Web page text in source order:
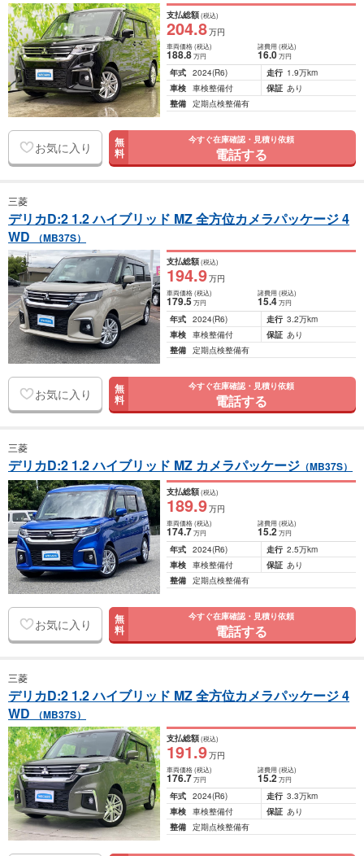
支払総額(税込)
204.8万円
車両価格(税込)
188.8万円
諸費用 (税込)
16.0 万円
年式 2024(R6) 走行 1.9万km
車検 車検整備付 保証 あり
整備 定期点検整備有
お気に入り 無
料
今すぐ在庫確認・見積り依頼
電話する
三菱
デリカD:2 1.2 ハイブリッド MZ 全方位カメラパッケージ 4
WD
（MB37S）
支払総額(税込)
194.9万円
車両価格(税込)
179.5万円
諸費用 (税込)
15.4 万円
年式 2024(R6) 走行 3.2万km
車検 車検整備付 保証 あり
整備 定期点検整備有
お気に入り 無
料
今すぐ在庫確認・見積り依頼
電話する
三菱
デリカD:2 1.2 ハイブリッド MZ カメラパッケージ （MB37S）
支払総額(税込)
189.9万円
車両価格(税込)
174.7万円
諸費用 (税込)
15.2 万円
年式 2024(R6) 走行 2.5万km
車検 車検整備付 保証 あり
整備 定期点検整備有
お気に入り 無
料
今すぐ在庫確認・見積り依頼
電話する
三菱
デリカD:2 1.2 ハイブリッド MZ 全方位カメラパッケージ 4
WD
（MB37S）
支払総額(税込)
191.9万円
車両価格(税込)
176.7万円
諸費用 (税込)
15.2 万円
年式 2024(R6) 走行 3.3万km
車検 車検整備付 保証 あり
整備 定期点検整備有